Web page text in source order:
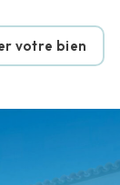
votre bien